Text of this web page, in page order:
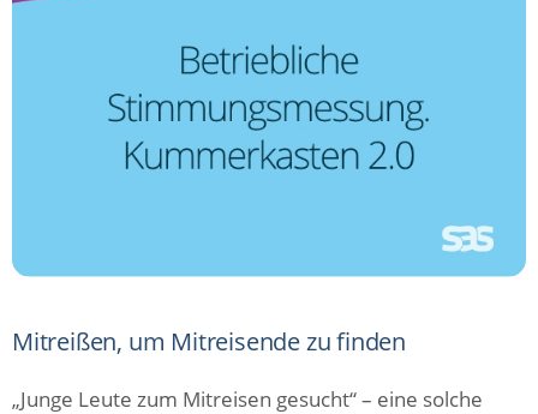
Mitreißen, um Mitreisende zu finden
„Junge Leute zum Mitreisen gesucht“ – eine solche